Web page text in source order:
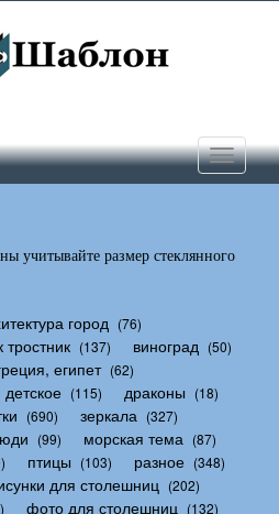
Toggle
учитывайте размер стеклянного
город (76)
тростник (137) виноград (50)
египет (62)
детское (115) драконы (18)
(690) зеркала (327)
(99) морская тема (87)
птицы (103) разное (348)
для столешниц (202)
фото для столешниц (132)